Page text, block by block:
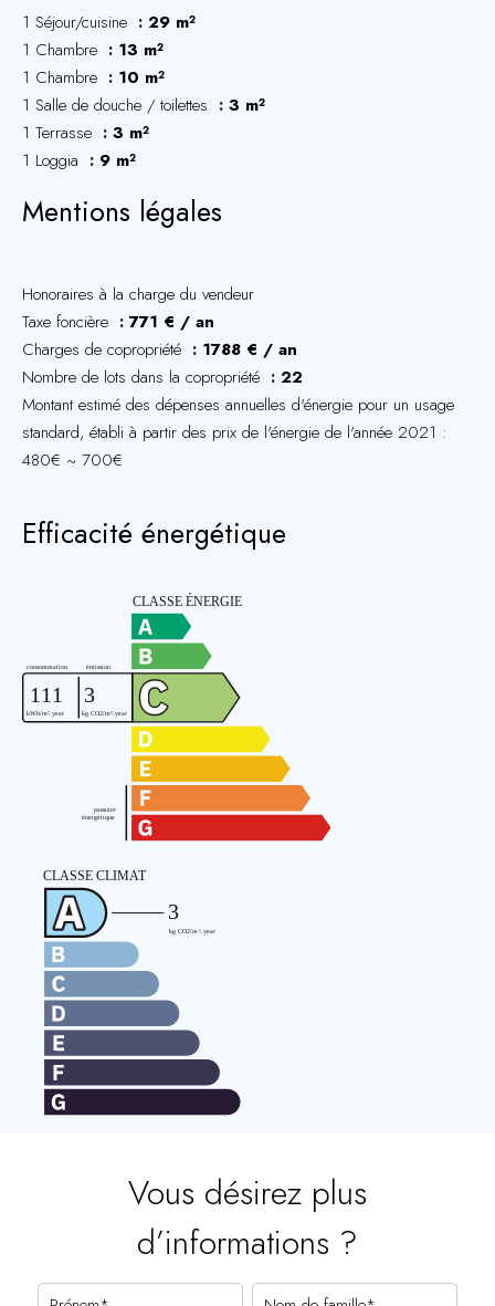
1 Séjour/cuisine
29 m²
1 Chambre
13 m²
1 Chambre
10 m²
1 Salle de douche / toilettes
3 m²
1 Terrasse
3 m²
1 Loggia
9 m²
Mentions légales
Honoraires à la charge du vendeur
Taxe foncière
771 € / an
Charges de copropriété
1788 € / an
Nombre de lots dans la copropriété
22
Montant estimé des dépenses annuelles d'énergie pour un usage
standard, établi à partir des prix de l'énergie de l'année 2021 :
480€ ~ 700€
Efficacité énergétique
Vous désirez plus
d’informations ?